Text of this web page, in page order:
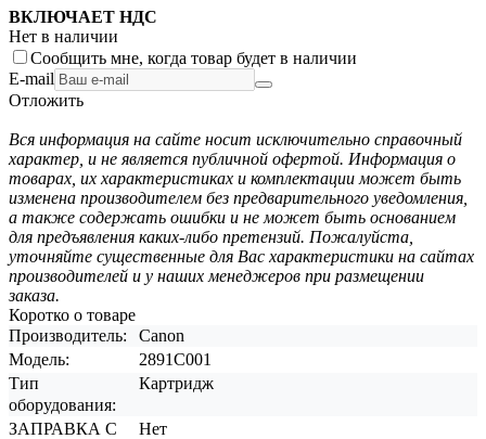
ВКЛЮЧАЕТ НДС
Нет в наличии
Сообщить мне, когда товар будет в наличии
E-mail
Отложить
Вся информация на сайте носит исключительно справочный
характер, и не является публичной офертой. Информация о
товарах, их характеристиках и комплектации может быть
изменена производителем без предварительного уведомления,
а также содержать ошибки и не может быть основанием
для предъявления каких-либо претензий. Пожалуйста,
уточняйте существенные для Вас характеристики на сайтах
производителей и у наших менеджеров при размещении
заказа.
Коротко о товаре
Производитель:
Canon
Модель:
2891C001
Тип
оборудования:
Картридж
ЗАПРАВКА С
Нет